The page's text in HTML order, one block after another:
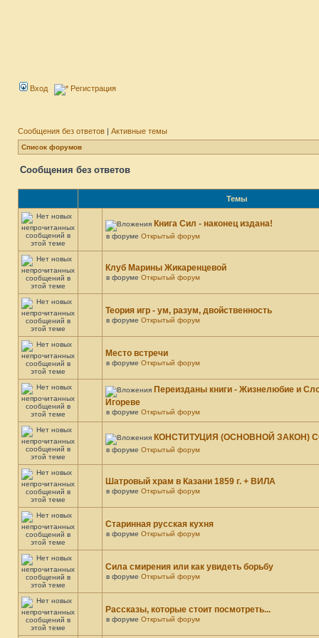
Вход Регистрация
Сообщения без ответов | Активные темы
Список форумов
Сообщения без ответов
Темы
Книга Сил - наконец издана!
в форуме Открытый форум
Клуб Марины Жикаренцевой
в форуме Открытый форум
Теория игр - ум, разум, двойственность
в форуме Открытый форум
Место встречи
в форуме Открытый форум
Переизданы книги - Жизнелюбие и
Игореве
в форуме Открытый форум
КОНСТИТУЦИЯ (ОСНОВНОЙ ЗАКОН)
в форуме Открытый форум
Шатровый храм в Казани 1859 г. + ВИЛА
в форуме Открытый форум
Старинная русская кухня
в форуме Открытый форум
Сила смирения или как увидеть борьбу
в форуме Открытый форум
Рассказы, которые стоит посмотреть...
в форуме Открытый форум